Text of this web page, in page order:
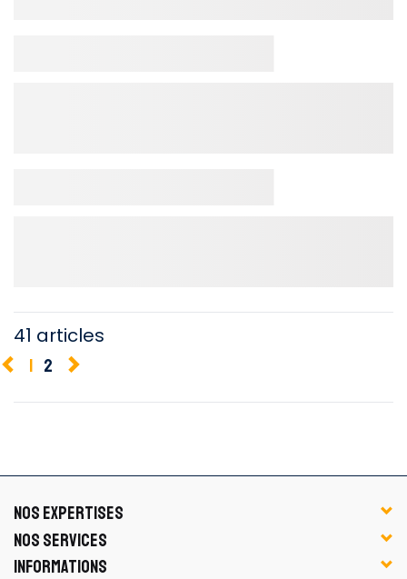
41 articles
1 2
NOS EXPERTISES
NOS SERVICES
INFORMATIONS